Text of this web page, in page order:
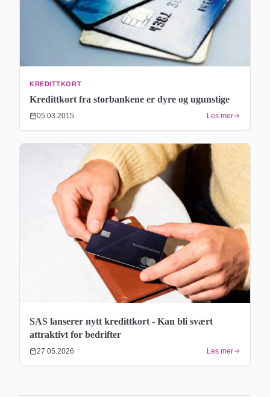
KREDITTKORT
Kredittkort fra storbankene er dyre og ugunstige
05.03.2015 Les mer
SAS lanserer nytt kredittkort - Kan bli svært
attraktivt for bedrifter
27.05.2026 Les mer